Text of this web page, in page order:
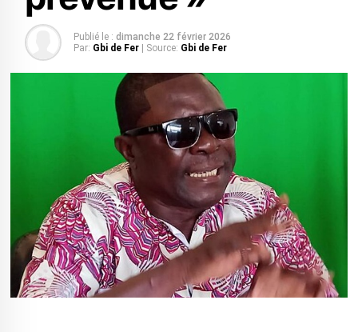
Publié le : dimanche 22 février 2026
Par: Gbi de Fer | Source: Gbi de Fer